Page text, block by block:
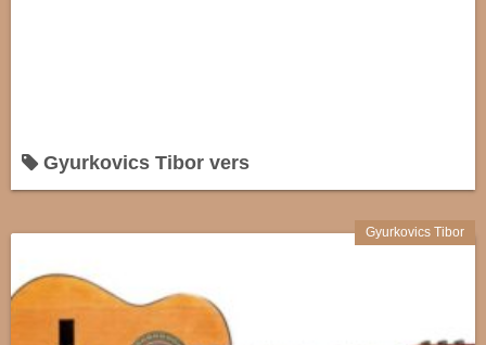
Gyurkovics Tibor vers
Gyurkovics Tibor